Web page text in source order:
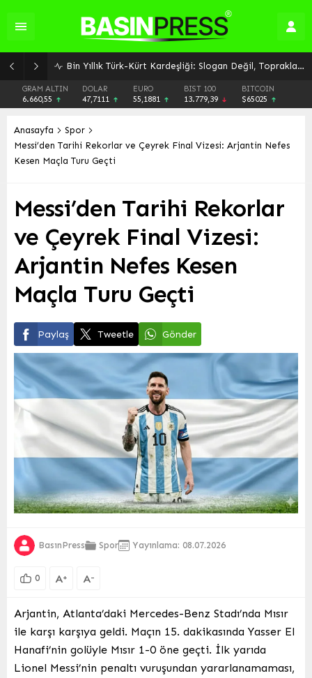
Bin Yıllık Türk-Kürt Kardeşliği: Slogan Değil, Toprakların Gerçeği
GRAM ALTIN
6.660,55
DOLAR
47,7111
EURO
55,1881
BIST 100
13.779,39
BITCOIN
$65025
Anasayfa
Spor
Messi’den Tarihi Rekorlar ve Çeyrek Final Vizesi: Arjantin Nefes
Kesen Maçla Turu Geçti
Messi’den Tarihi Rekorlar
ve Çeyrek Final Vizesi:
Arjantin Nefes Kesen
Maçla Turu Geçti
Paylaş Tweetle Gönder
BasınPress Spor Yayınlama: 08.07.2026
0 A+ A-
Arjantin, Atlanta’daki Mercedes-Benz Stadı’nda Mısır
ile karşı karşıya geldi. Maçın 15. dakikasında Yasser El
Hanafi’nin golüyle Mısır 1-0 öne geçti. İlk yarıda
Lionel Messi’nin penaltı vuruşundan yararlanamaması,